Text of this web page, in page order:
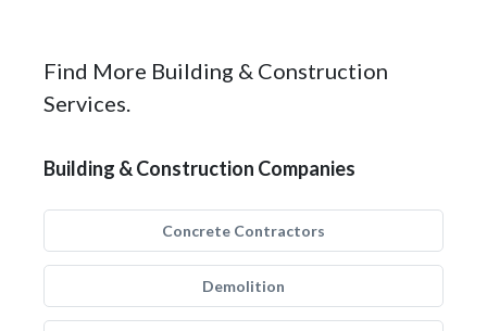
Find More Building & Construction
Services.
Building & Construction Companies
Concrete Contractors
Demolition